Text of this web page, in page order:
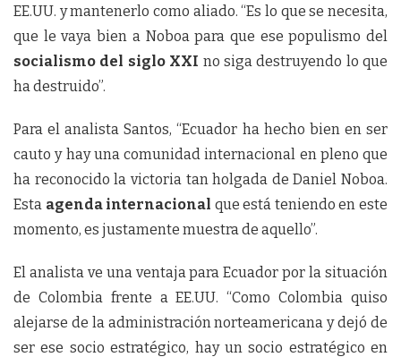
EE.UU. y mantenerlo como aliado. “Es lo que se necesita,
que le vaya bien a Noboa para que ese populismo del
socialismo del siglo XXI no siga destruyendo lo que
ha destruido”.
Para el analista Santos, “Ecuador ha hecho bien en ser
cauto y hay una comunidad internacional en pleno que
ha reconocido la victoria tan holgada de Daniel Noboa.
Esta agenda internacional que está teniendo en este
momento, es justamente muestra de aquello”.
El analista ve una ventaja para Ecuador por la situación
de Colombia frente a EE.UU. “Como Colombia quiso
alejarse de la administración norteamericana y dejó de
ser ese socio estratégico, hay un socio estratégico en